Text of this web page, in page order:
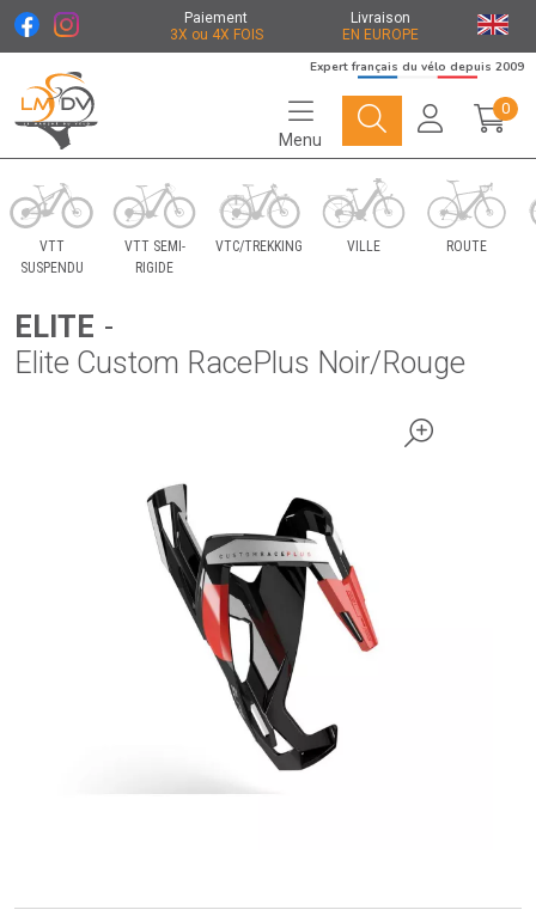
Paiement
3X ou 4X FOIS
Livraison
EN EUROPE
Le Marché du Vélo Votre distributeurs de vélo
Expert français du vélo depuis 2009
Menu
0
VTT
SUSPENDU
VTT SEMI-
RIGIDE
VTC/TREKKING VILLE ROUTE
ELITE -
Elite Custom RacePlus Noir/Rouge